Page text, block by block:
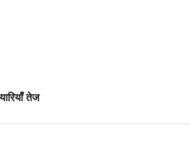
तेज